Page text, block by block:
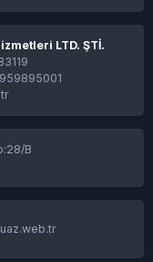
LTD. ŞTİ.
B